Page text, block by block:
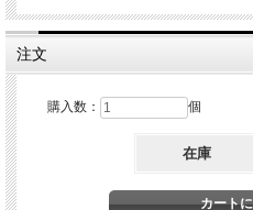
YOU 3. OFF THE WALL 4. HUMAN
OUT OF MY LIFE 7. JACKSON 5 Medley
WORKING DAY AND NIGHT 11. BEAT IT
BODY 14. THRILLER 15. I JUST CAN'T
Japan, September 27th 1987 : PRO-Shot
Stereo / Total Running Time : 95 min] 1.
STARTIN' SOMETHING 4. HUMAN
CAN'T STOP LOVING YOU 7. SHE'S
THRILLER 10. BILLIE JEAN 11. BLACK
NIGHT 13. BEAT IT 14. WILL YOU BE
THE WORLD 17. MAN IN THE MIRROR
注文
購入数： 個
在庫